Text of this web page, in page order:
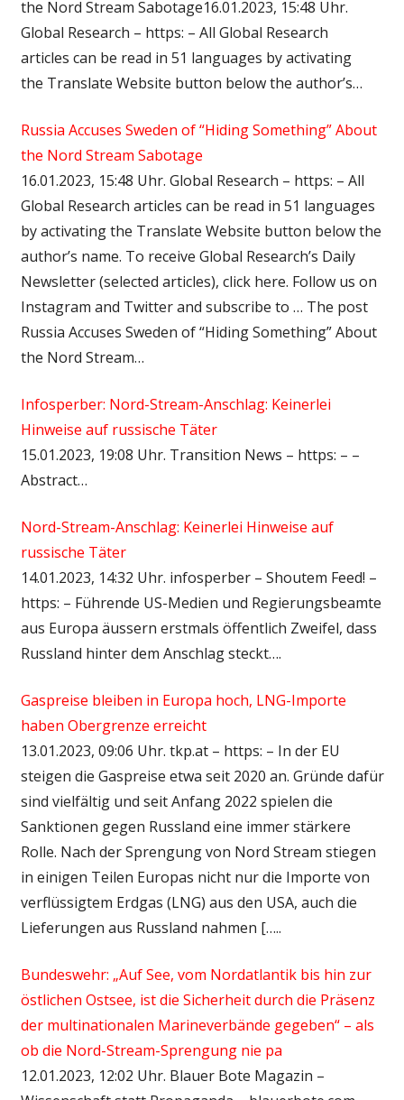
the Nord Stream Sabotage16.01.2023, 15:48 Uhr.
Global Research – https: – All Global Research
articles can be read in 51 languages by activating
the Translate Website button below the author’s…
Russia Accuses Sweden of “Hiding Something” About
the Nord Stream Sabotage
16.01.2023, 15:48 Uhr. Global Research – https: – All
Global Research articles can be read in 51 languages
by activating the Translate Website button below the
author’s name. To receive Global Research’s Daily
Newsletter (selected articles), click here. Follow us on
Instagram and Twitter and subscribe to … The post
Russia Accuses Sweden of “Hiding Something” About
the Nord Stream…
Infosperber: Nord-Stream-Anschlag: Keinerlei
Hinweise auf russische Täter
15.01.2023, 19:08 Uhr. Transition News – https: – –
Abstract…
Nord-Stream-Anschlag: Keinerlei Hinweise auf
russische Täter
14.01.2023, 14:32 Uhr. infosperber – Shoutem Feed! –
https: – Führende US-Medien und Regierungsbeamte
aus Europa äussern erstmals öffentlich Zweifel, dass
Russland hinter dem Anschlag steckt….
Gaspreise bleiben in Europa hoch, LNG-Importe
haben Obergrenze erreicht
13.01.2023, 09:06 Uhr. tkp.at – https: – In der EU
steigen die Gaspreise etwa seit 2020 an. Gründe dafür
sind vielfältig und seit Anfang 2022 spielen die
Sanktionen gegen Russland eine immer stärkere
Rolle. Nach der Sprengung von Nord Stream stiegen
in einigen Teilen Europas nicht nur die Importe von
verflüssigtem Erdgas (LNG) aus den USA, auch die
Lieferungen aus Russland nahmen […..
Bundeswehr: „Auf See, vom Nordatlantik bis hin zur
östlichen Ostsee, ist die Sicherheit durch die Präsenz
der multinationalen Marineverbände gegeben“ – als
ob die Nord-Stream-Sprengung nie pa
12.01.2023, 12:02 Uhr. Blauer Bote Magazin –